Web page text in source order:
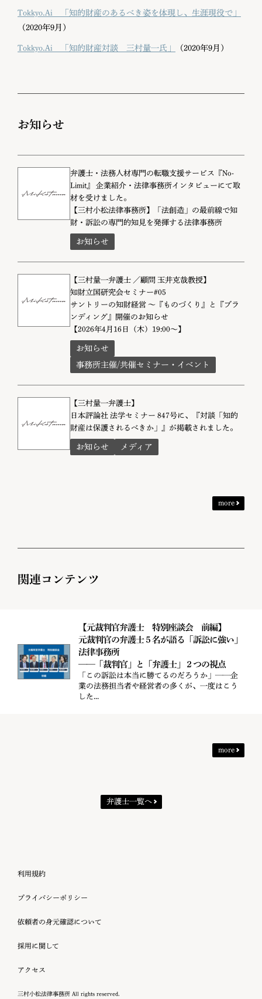
Tokkyo.Ai 「知的財産のあるべき姿を体現し、生涯現役で」
（2020年9月）
Tokkyo.Ai 「知的財産対談 三村量一氏」 （2020年9月）
お知らせ
弁護士・法務人材専門の転職支援サービス『No-
Limit』 企業紹介・法律事務所インタビューにて取
材を受けました。
【三村小松法律事務所】「法創造」の最前線で知
財・訴訟の専門的知見を発揮する法律事務所
お知らせ
【三村量一弁護士 ／顧問 玉井克哉教授】
知財立国研究会セミナー#05
サントリーの知財経営 ～『ものづくり』と『ブラ
ンディング』開催のお知らせ
【2026年4月16日（木）19:00～】
お知らせ
事務所主催/共催セミナー・イベント
【三村量一弁護士】
日本評論社 法学セミナー 847号に、『対談「知的
財産は保護されるべきか」』が掲載されました。
お知らせ メディア
more
関連コンテンツ
【元裁判官弁護士 特別座談会 前編】
元裁判官の弁護士５名が語る「訴訟に強い」
法律事務所
——「裁判官」と「弁護士」２つの視点
「この訴訟は本当に勝てるのだろうか」——企
業の法務担当者や経営者の多くが、一度はこう
した...
more
弁護士一覧へ
利用規約
プライバシーポリシー
依頼者の身元確認について
採用に関して
アクセス
三村小松法律事務所 All rights reserved.